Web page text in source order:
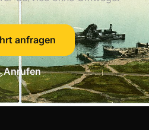
anfragen
Anrufen